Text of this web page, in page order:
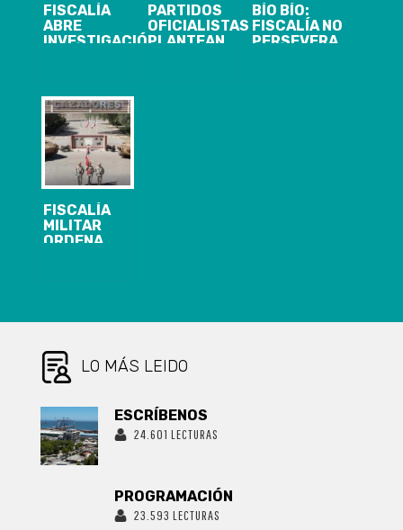
FISCALÍA
ABRE
INVESTIGACIÓN
USO DE AGUA
A BRIGADISTA
EN YUMBEL
PARTIDOS
OFICIALISTAS
PLANTEAN
BÍO BÍO:
FISCALÍA NO
PERSEVERA
FISCALÍA
MILITAR
ORDENA
FUENTES EN
POZO
ALMONTE
LO MÁS LEIDO
ESCRÍBENOS
24.601 LECTURAS
PROGRAMACIÓN
23.593 LECTURAS